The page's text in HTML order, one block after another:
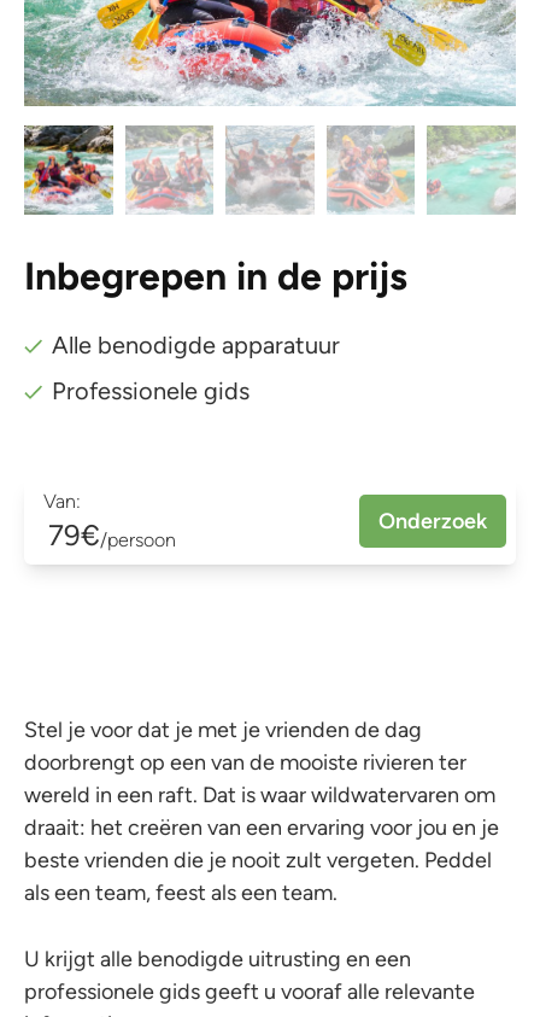
Inbegrepen in de prijs
Alle benodigde apparatuur
Professionele gids
Van:
79€/persoon
Onderzoek
Stel je voor dat je met je vrienden de dag
doorbrengt op een van de mooiste rivieren ter
wereld in een raft. Dat is waar wildwatervaren om
draait: het creëren van een ervaring voor jou en je
beste vrienden die je nooit zult vergeten. Peddel
als een team, feest als een team.
U krijgt alle benodigde uitrusting en een
professionele gids geeft u vooraf alle relevante